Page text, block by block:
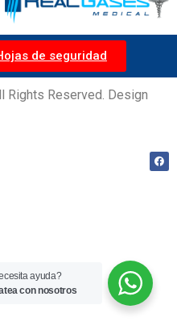
de seguridad
Reserved. Design
ayuda?
con nosotros